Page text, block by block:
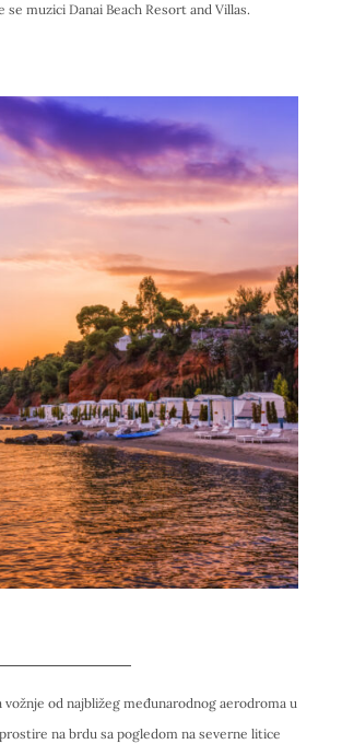
muzici Danai Beach Resort and Villas.
vožnje od najbližeg međunarodnog aerodroma u
na brdu sa pogledom na severne litice